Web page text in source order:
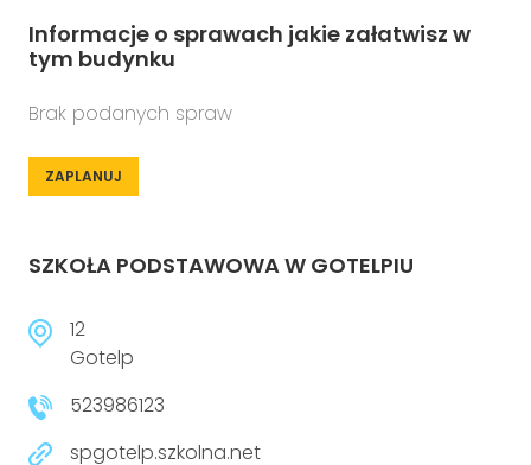
Informacje o sprawach jakie załatwisz w
tym budynku
Brak podanych spraw
ZAPLANUJ
SZKOŁA PODSTAWOWA W GOTELPIU
12
Gotelp
523986123
spgotelp.szkolna.net